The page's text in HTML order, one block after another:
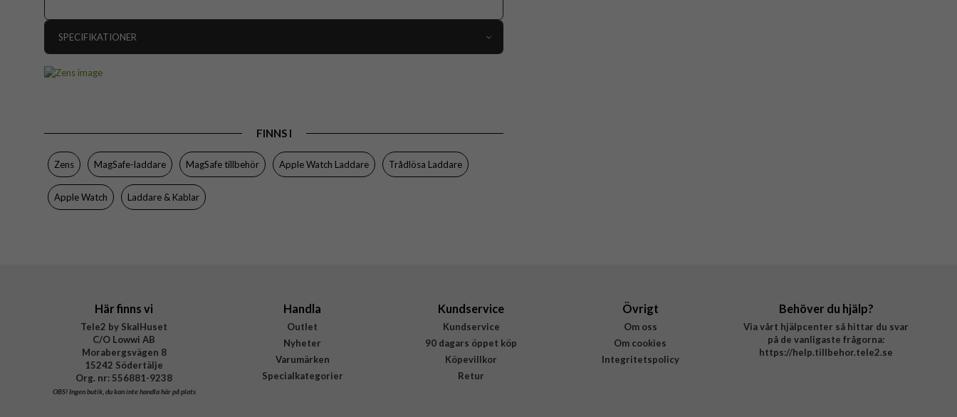
SPECIFIKATIONER
Färg
Vit
Material
Aluminium, Plast
Varumärke
Tillverkarens art nr
FINNS I
Zens MagSafe-laddare MagSafe tillbehör Apple Watch Laddare Trådlösa Laddare
Apple Watch Laddare & Kablar
Här finns vi
Tele2 by SkalHuset
C/O Lowwi AB
Morabergsvägen 8
15242 Södertälje
Org. nr: 556881-9238
OBS!Ingen butik, du kan inte handla här på plats
Handla
Outlet
Nyheter
Varumärken
Specialkategorier
Kundservice
Kundservice
90 dagars öppet köp
Köpevillkor
Retur
Övrigt
Om oss
Om cookies
Integritetspolicy
Behöver du hjälp?
Via vårt hjälpcenter så hittar du svar
på de vanligaste frågorna:
https://help.tillbehor.tele2.se